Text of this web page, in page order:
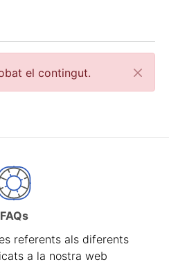
Tanca
el contingut.
FAQs
referents als diferents
a la nostra web